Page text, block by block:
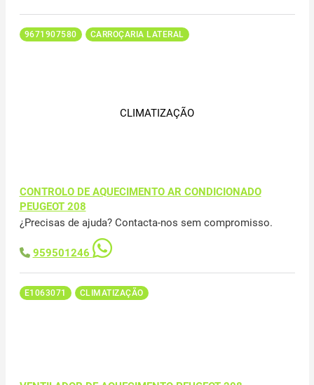
9671907580 CARROÇARIA LATERAL
CLIMATIZAÇÃO
CONTROLO DE AQUECIMENTO AR CONDICIONADO
PEUGEOT 208
¿Precisas de ajuda? Contacta-nos sem compromisso.
959501246
E1063071 CLIMATIZAÇÃO